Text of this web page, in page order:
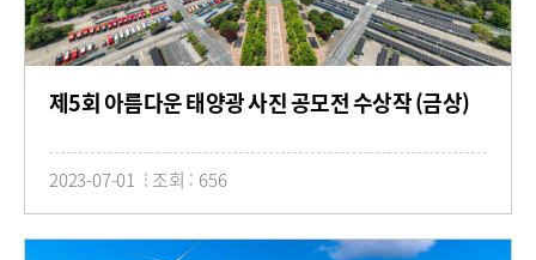
제5회 아름다운 태양광 사진 공모전 수상작 (금상)
2023-07-01 조회 : 656